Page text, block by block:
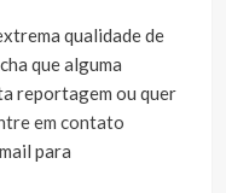
qualidade de
que alguma
reportagem ou quer
em contato
para